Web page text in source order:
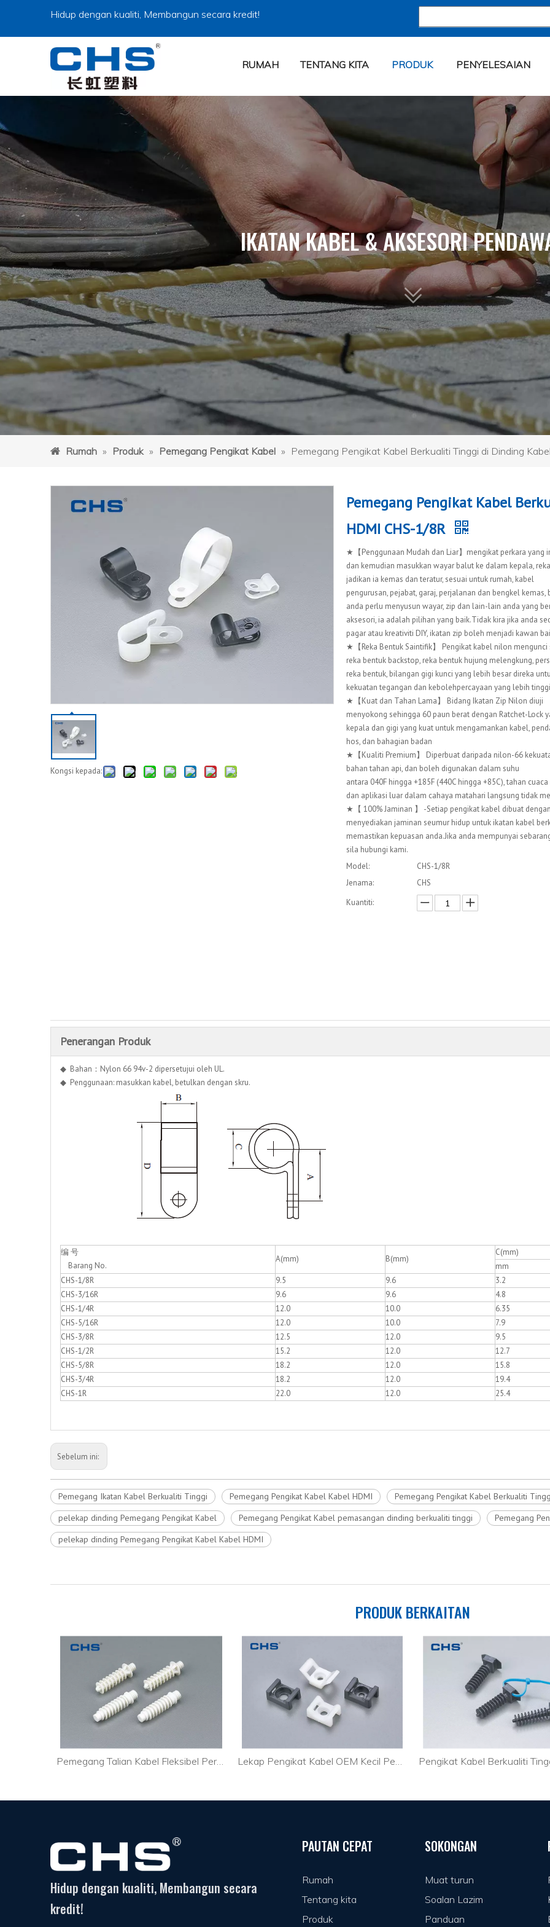
Hidup dengan kualiti, Membangun secara kredit!
RUMAH TENTANG KITA PRODUK PENYELESAIAN
IKATAN KABEL & AKSESORI
Rumah » Produk » Pemegang Pengikat Kabel » Pemegang Pengikat Kabel Berkualiti Tinggi di Dinding
Kongsi kepada:
Pemegang Pengikat Kabel
HDMI CHS-1/8R
★【Penggunaan Mudah dan Liar】mengikat perkara yang
dan kemudian masukkan wayar balut ke dalam kepala,
jadikan ia kemas dan teratur, sesuai untuk rumah, kabel
pengurusan, pejabat, garaj, perjalanan dan bengkel
anda perlu menyusun wayar, zip dan lain-lain anda yang
aksesori, ia adalah pilihan yang baik.Tidak kira jika anda
pagar atau kreativiti DIY, ikatan zip boleh menjadi kawan
★【Reka Bentuk Saintifik】 Pengikat kabel nilon mengunci
reka bentuk backstop, reka bentuk hujung melengkung,
reka bentuk, bilangan gigi kunci yang lebih besar direka
kekuatan tegangan dan kebolehpercayaan yang lebih
★【Kuat dan Tahan Lama】 Bidang Ikatan Zip Nilon diuji
menyokong sehingga 60 paun berat dengan Ratchet-Lock
kepala dan gigi yang kuat untuk mengamankan kabel,
hos, dan bahagian badan
★【Kualiti Premium】 Diperbuat daripada nilon-66
bahan tahan api, dan boleh digunakan dalam suhu
antara 040F hingga +185F (440C hingga +85C), tahan cuaca
dan aplikasi luar dalam cahaya matahari langsung tidak
★【 100% Jaminan 】 -Setiap pengikat kabel dibuat
menyediakan jaminan seumur hidup untuk ikatan kabel
memastikan kepuasan anda.Jika anda mempunyai
sila hubungi kami.
Model:
CHS-1/8R
Jenama:
CHS
Kuantiti:
Penerangan Produk
◆ Bahan：Nylon 66 94v-2 dipersetujui oleh UL.
◆ Penggunaan: masukkan kabel, betulkan dengan skru.
编 号
Barang No.
A(mm) B(mm)
C(mm)
mm
CHS-1/8R
9.5 9.6 3.2
CHS-3/16R
9.6 9.6 4.8
CHS-1/4R
12.0 10.0 6.35
CHS-5/16R
12.0 10.0 7.9
CHS-3/8R
12.5 12.0 9.5
CHS-1/2R
15.2 12.0 12.7
CHS-5/8R
18.2 12.0 15.8
CHS-3/4R
18.2 12.0 19.4
CHS-1R
22.0 12.0 25.4
Sebelum ini:
Pemegang Ikatan Kabel Berkualiti Tinggi Pemegang Pengikat Kabel Kabel HDMI
Pemegang Pengikat Kabel Berkualiti
pelekap dinding Pemegang Pengikat Kabel
Pemegang Pengikat Kabel pemasangan dinding berkualiti tinggi
Pemegang
pelekap dinding Pemegang Pengikat Kabel Kabel HDMI
PRODUK BERKAITAN
Pemegang Talian Kabel Fleksibel Persegi DVI Talian CTH-3B Lekap Pengikat Kabel OEM Kecil Pemegang Pengikat Kabel Wayar Elektrik CTH-2B
Hidup dengan kualiti, Membangun secara
kredit!
PAUTAN CEPAT
Rumah
Tentang kita
Produk
SOKONGAN
Muat turun
Soalan Lazim
Panduan